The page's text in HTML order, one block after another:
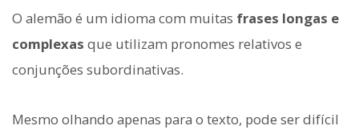
O alemão é um idioma com muitas frases longas e
complexas que utilizam pronomes relativos e
conjunções subordinativas.
Mesmo olhando apenas para o texto, pode ser difícil